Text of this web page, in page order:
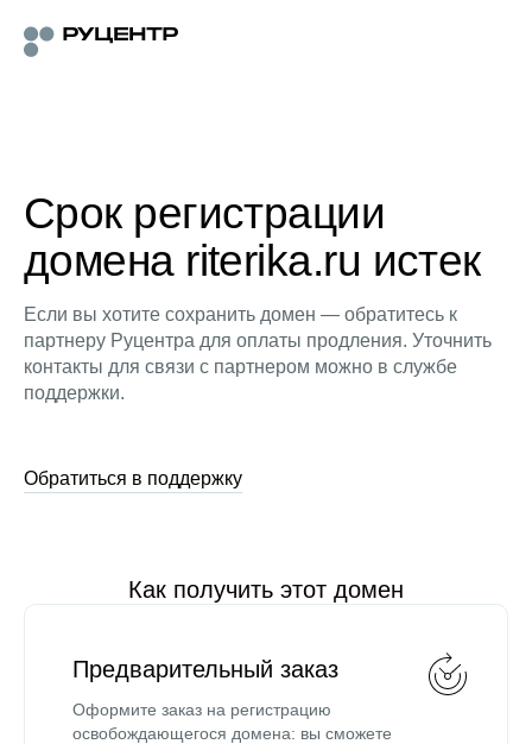
Срок регистрации
домена riterika.ru истек
Если вы хотите сохранить домен — обратитесь к
партнеру Руцентра для оплаты продления. Уточнить
контакты для связи с партнером можно в службе
поддержки.
Обратиться в поддержку
Как получить этот домен
Предварительный заказ
Оформите заказ на регистрацию
освобождающегося домена: вы сможете